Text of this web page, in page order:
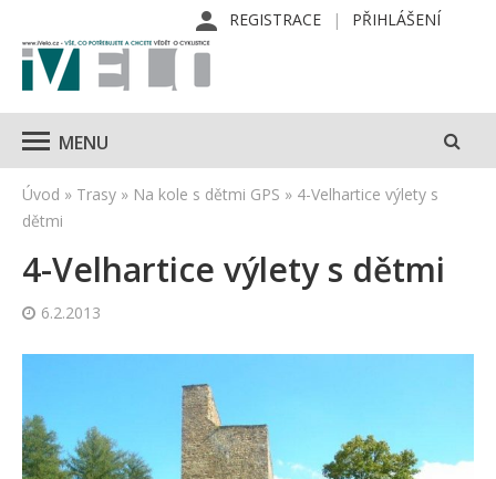
REGISTRACE PŘIHLÁŠENÍ
MENU
Úvod » Trasy » Na kole s dětmi GPS » 4-Velhartice výlety s
dětmi
4-Velhartice výlety s dětmi
6.2.2013